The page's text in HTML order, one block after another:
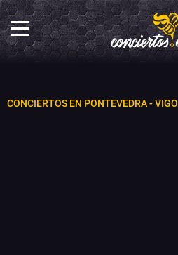
CONCIERTOS EN PONTEVEDRA - VIGO